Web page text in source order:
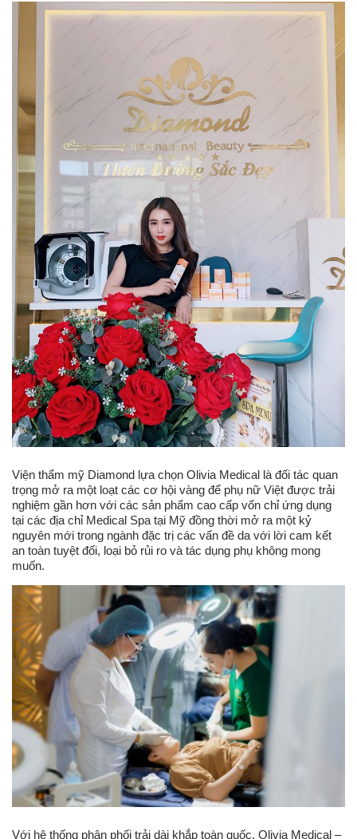
Viện thẩm mỹ Diamond lựa chọn Olivia Medical là đối tác quan
trọng mở ra một loạt các cơ hội vàng để phụ nữ Việt được trải
nghiệm gần hơn với các sản phẩm cao cấp vốn chỉ ứng dụng
tại các địa chỉ Medical Spa tại Mỹ đồng thời mở ra một kỷ
nguyên mới trong ngành đặc trị các vấn đề da với lời cam kết
an toàn tuyệt đối, loại bỏ rủi ro và tác dụng phụ không mong
muốn.
Với hệ thống phân phối trải dài khắp toàn quốc, Olivia Medical –